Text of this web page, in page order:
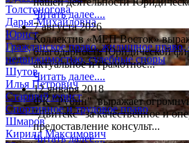
Толстоногова
Дарья Михайловна
Юрист
Гражданское право, жилищное право,
недвижимостью, судебные споры
Шутов
Илья Петрович
Старший юрист
Спортивное и трудовое право
Шмаров
Кирилл Максимович
Читать далее....
7 августа 2026
Коллектив «МЕП Восток»
благодарность Юридической
актуальное и грамотное...
Читать далее....
12 января 2018
ФК "Рубин" выражает
"Двитекс" за качественное и
предоставление консульт...
Читать далее....